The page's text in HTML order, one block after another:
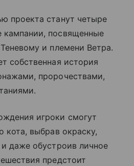
проекта станут четыре
посвященные
и племени Ветра.
собственная история
пророчествами,
игроки смогут
кота, выбрав окраску,
даже обустроив личное
предстоит